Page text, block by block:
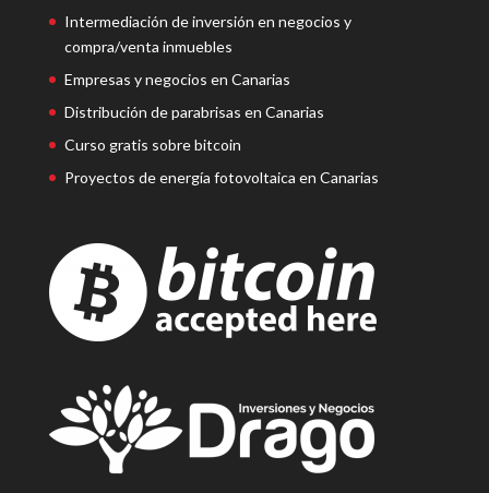
Intermediación de inversión en negocios y
compra/venta inmuebles
Empresas y negocios en Canarias
Distribución de parabrisas en Canarias
Curso gratis sobre bitcoin
Proyectos de energía fotovoltaica en Canarias